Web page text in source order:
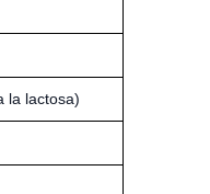
la lactosa)